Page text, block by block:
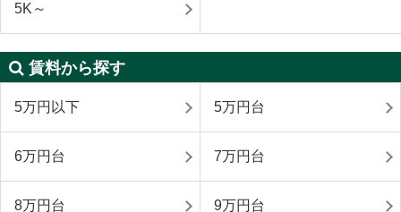
5K～
賃料から探す
5万円以下 5万円台
6万円台 7万円台
8万円台 9万円台